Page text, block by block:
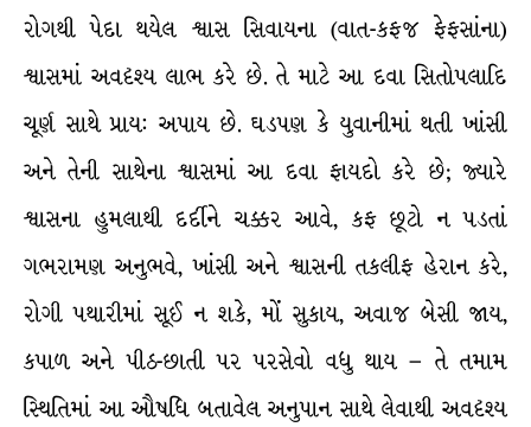
રોગથી પેદા થયેલ શ્વાસ સિવાયના (વાત-કફજ ફેફસાંના)
શ્વાસમાં અવદૃશ્ય લાભ કરે છે. તે માટે આ દવા સિતોપલાદિ
ચૂર્ણ સાથે પ્રાય: અપાય છે. ઘડપણ કે યુવાનીમાં થતી ખાંસી
અને તેની સાથેના શ્વાસમાં આ દવા ફાયદો કરે છે; જ્યારે
શ્વાસના હુમલાથી દર્દીને ચક્કર આવે, કફ છૂટો ન પડતાં
ગભરામણ અનુભવે, ખાંસી અને શ્વાસની તકલીફ હેરાન કરે,
રોગી પથારીમાં સૂઈ ન શકે, મોં સુકાય, અવાજ બેસી જાય,
કપાળ અને પીઠ-છાતી પર પરસેવો વધુ થાય – તે તમામ
સ્થિતિમાં આ ઔષધિ બતાવેલ અનુપાન સાથે લેવાથી અવદૃશ્ય